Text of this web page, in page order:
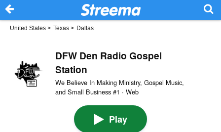
United States > Texas > Dallas
DFW Den Radio Gospel
Station
We Believe In Making Ministry, Gospel Music,
and Small Business #1 · Web
Play